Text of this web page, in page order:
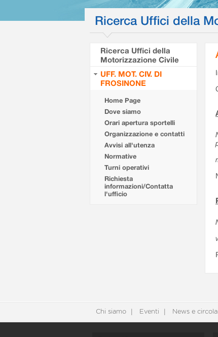
Ricerca Uffici della
Ricerca Uffici della
Motorizzazione Civile
UFF. MOT. CIV. DI
FROSINONE
Home Page
Dove siamo
Orari apertura sportelli
Organizzazione e contatti
Avvisi all'utenza
Normative
Turni operativi
Richiesta
informazioni/Contatta
l'ufficio
Chi siamo Eventi News e